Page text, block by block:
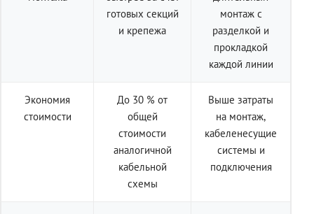
готовых секций
и крепежа
монтаж с
разделкой и
прокладкой
каждой линии
Экономия
стоимости
До 30 % от
общей
стоимости
аналогичной
кабельной
схемы
Выше затраты
на монтаж,
кабеленесущие
системы и
подключения